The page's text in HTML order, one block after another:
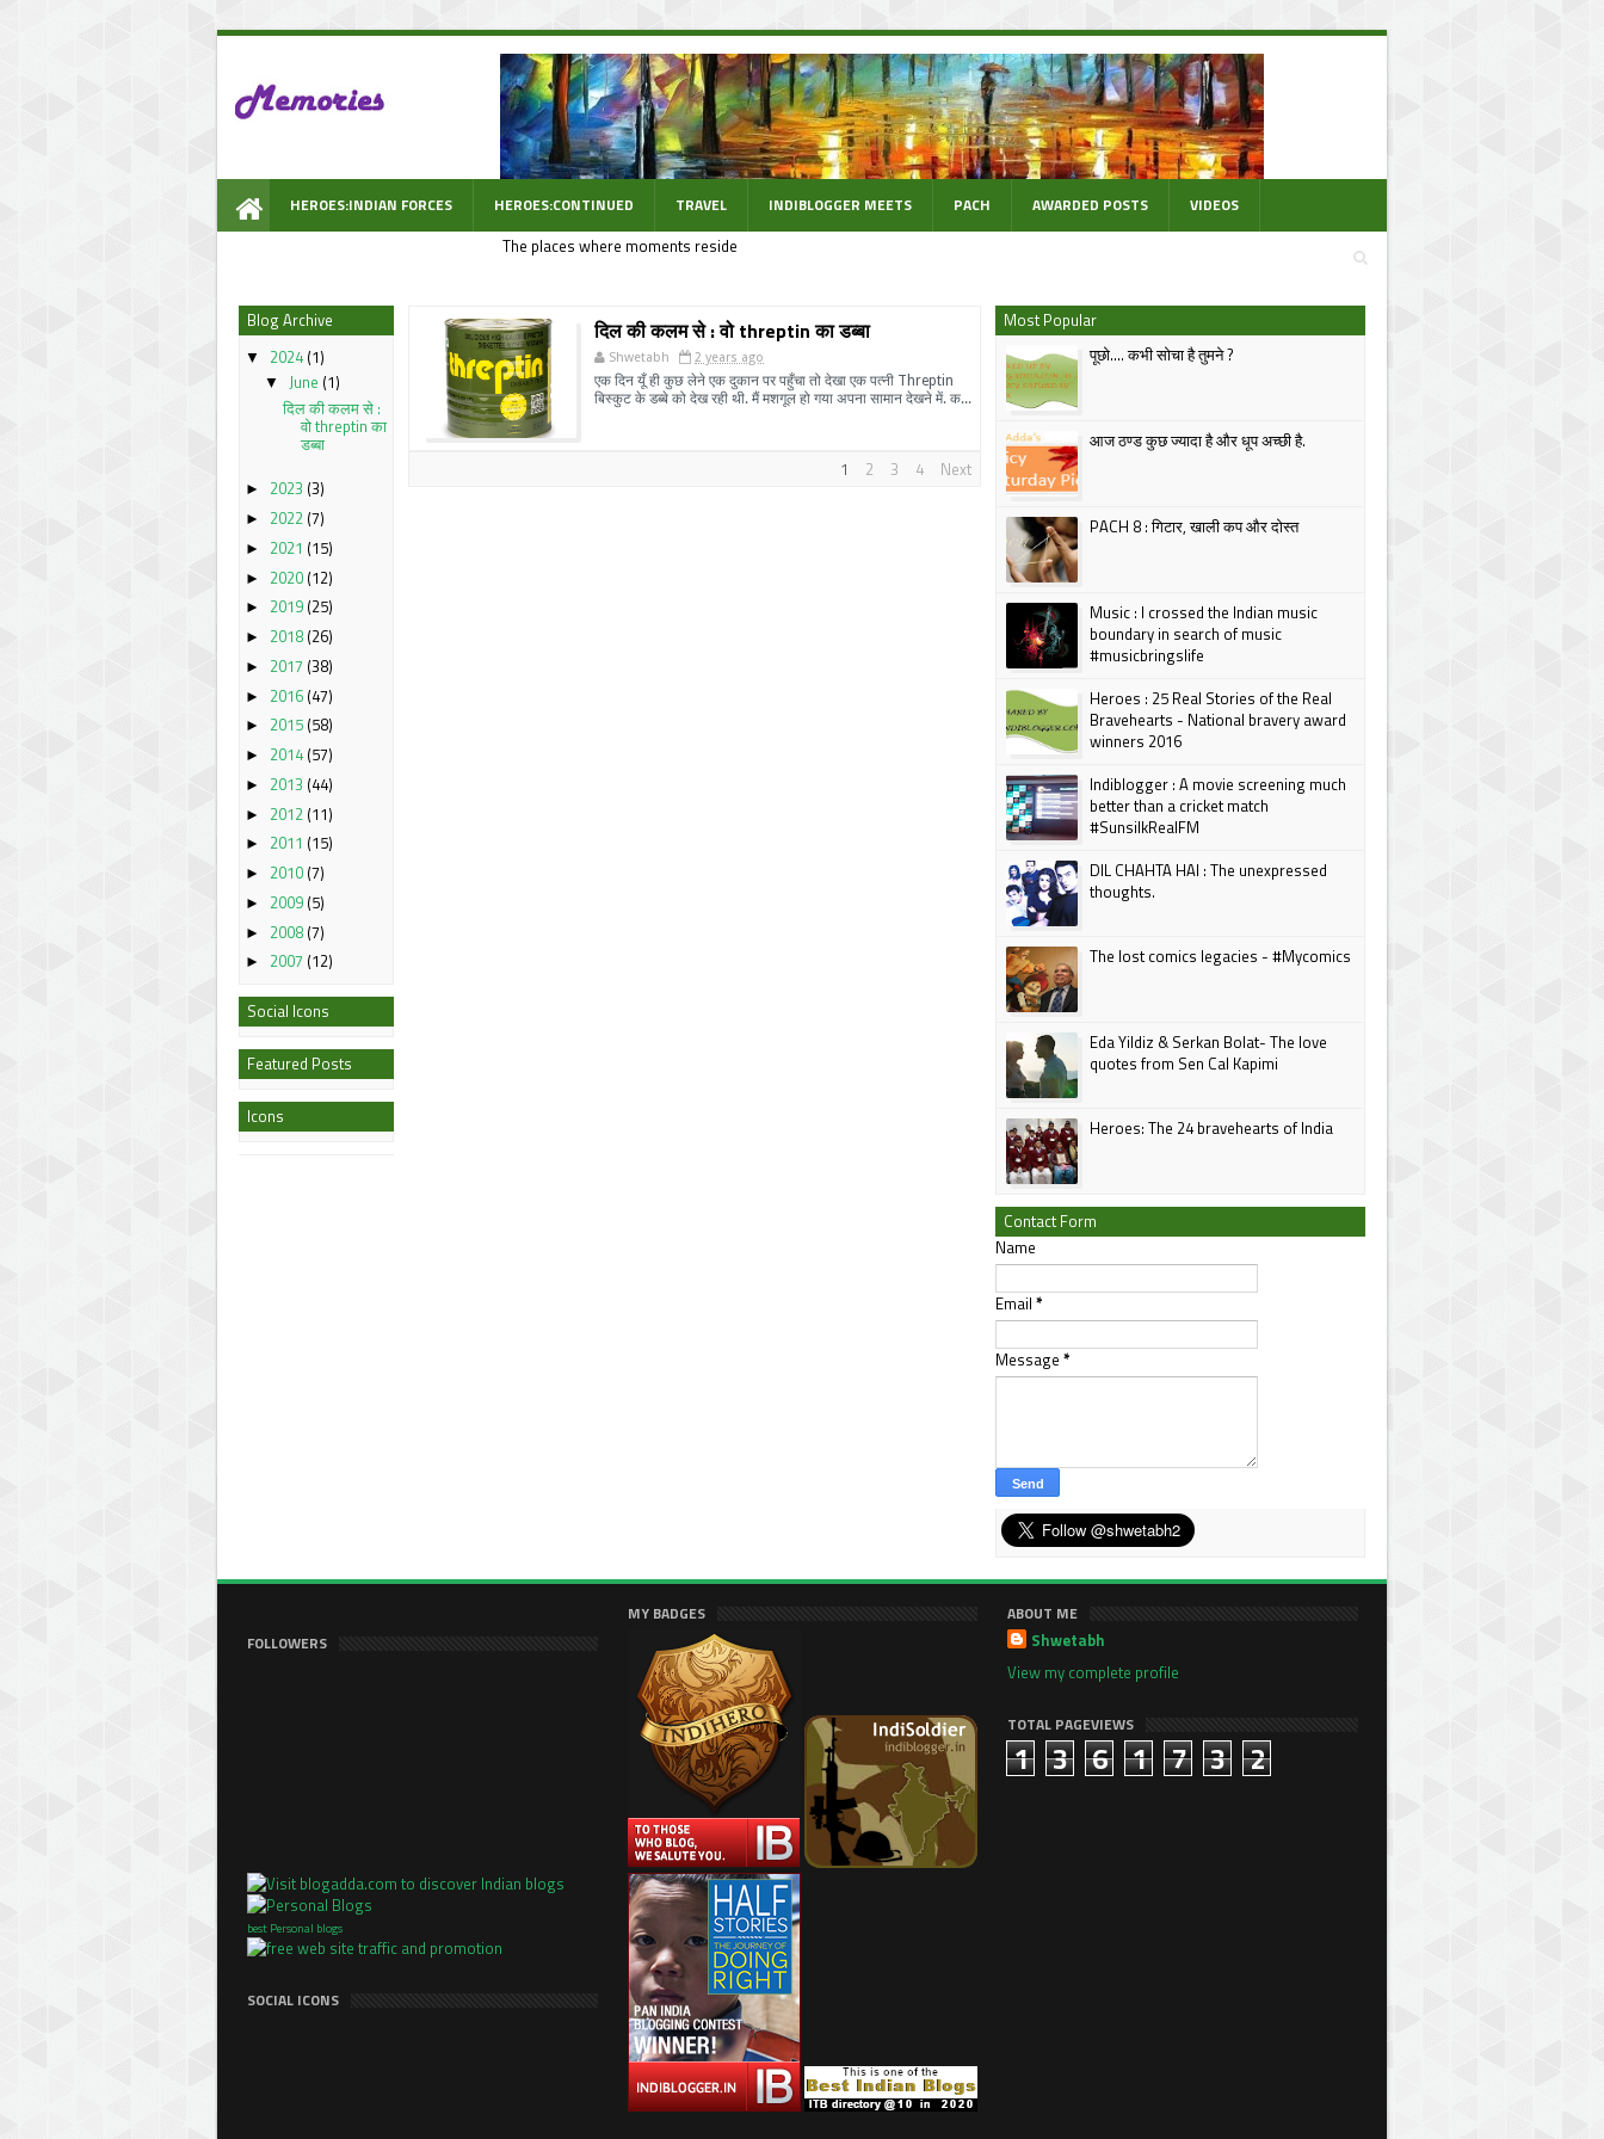
The places where moments reside
HEROES:INDIAN FORCES HEROES:CONTINUED TRAVEL INDIBLOGGER MEETS PACH AWARDED POSTS VIDEOS
Blog Archive
▼ 2024 (1)
▼ June (1)
दिल की कलम से :
वो threptin का
डब्बा
► 2023 (3)
► 2022 (7)
► 2021 (15)
► 2020 (12)
► 2019 (25)
► 2018 (26)
► 2017 (38)
► 2016 (47)
► 2015 (58)
► 2014 (57)
► 2013 (44)
► 2012 (11)
► 2011 (15)
► 2010 (7)
► 2009 (5)
► 2008 (7)
► 2007 (12)
Social Icons
Featured Posts
Icons
दिल की कलम से : वो threptin का डब्बा
Shwetabh 2 years ago
एक दिन यूँ ही कुछ लेने एक दुकान पर पहुँचा तो देखा एक पत्नी Threptin
बिस्कुट के डब्बे को देख रही थी. मैं मशगूल हो गया अपना सामान देखने में. क...
1 2 3 4 Next
Most Popular
पूछो.... कभी सोचा है तुमने ?
आज ठण्ड कुछ ज्यादा है और धूप अच्छी है.
PACH 8 : गिटार, खाली कप और दोस्त
Music : I crossed the Indian music
boundary in search of music
#musicbringslife
Heroes : 25 Real Stories of the Real
Bravehearts - National bravery award
winners 2016
Indiblogger : A movie screening much
better than a cricket match
#SunsilkRealFM
DIL CHAHTA HAI : The unexpressed
thoughts.
The lost comics legacies - #Mycomics
Eda Yildiz & Serkan Bolat- The love
quotes from Sen Cal Kapimi
Heroes: The 24 bravehearts of India
Contact Form
Name
Email *
Message *
FOLLOWERS
best Personal blogs
SOCIAL ICONS
MY BADGES ABOUT ME
Shwetabh
View my complete profile
TOTAL PAGEVIEWS
1 3 6 1 7 3 2